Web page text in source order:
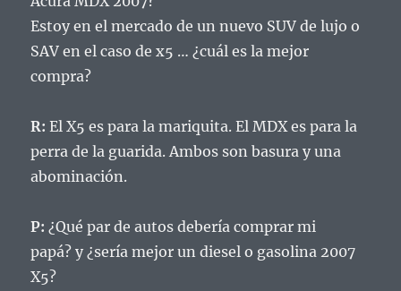
Estoy en el mercado de un nuevo SUV de lujo o
SAV en el caso de x5 … ¿cuál es la mejor
compra?
R: El X5 es para la mariquita. El MDX es para la
perra de la guarida. Ambos son basura y una
abominación.
P: ¿Qué par de autos debería comprar mi
papá? y ¿sería mejor un diesel o gasolina 2007
X5?